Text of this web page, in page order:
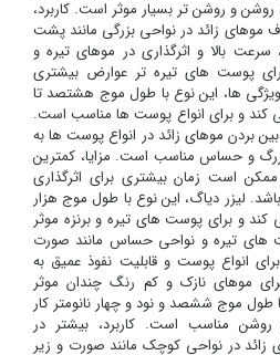
و روشن تر بسیار موثر است. کاربرد،
موهای زائد در نواحی بزرگی مانند پشت
سرعت بالا و اثرگذاری در موهای تیره و
پوست های تیره تر عوارض بیشتری
ها، این نوع با طول موج هشتصد تا
کند و برای انواع پوست ها مناسب است.
بین بردن موهای زائد در انواع پوست ها به
و حساس مناسب است. مزایا، کمترین
است زمان بیشتری برای اثرگذاری
لیزر دیاگ، این نوع با طول موج هزار
و برای پوست های تیره و برنزه موثر
های تیره و نواحی حساس مانند صورت
انواع پوست و قابلیت نفوذ عمیق به
موهای نازک و کم رنگ چندان موثر
طول موج ششصد و نود و چهار نانومتر کار
مناسب است. کاربرد، بیشتر در
زائد در نواحی کوچک مانند صورت و زیر